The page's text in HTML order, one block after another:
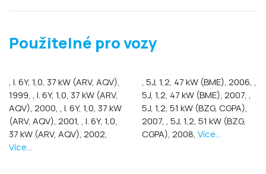
Použitelné pro vozy
, I. 6Y, 1,0, 37 kW (ARV, AQV),
1999, , I. 6Y, 1,0, 37 kW (ARV,
AQV), 2000, , I. 6Y, 1,0, 37 kW
(ARV, AQV), 2001, , I. 6Y, 1,0,
37 kW (ARV, AQV), 2002,
Více...
, 5J, 1,2, 47 kW (BME), 2006, ,
5J, 1,2, 47 kW (BME), 2007, ,
5J, 1,2, 51 kW (BZG, CGPA),
2007, , 5J, 1,2, 51 kW (BZG,
CGPA), 2008, Více...